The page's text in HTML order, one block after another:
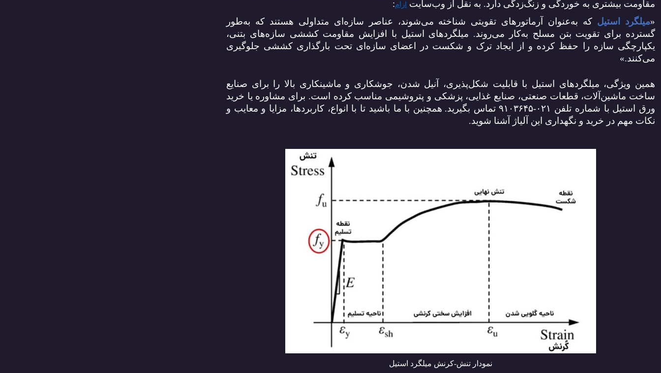
مقاومت بیشتری به خوردگی و زنگ‌زدگی دارد. به نقل از وب‌سایت ازام:
«میلگرد استیل که به‌عنوان آرماتورهای تقویتی شناخته می‌شوند، عناصر سازه‌ای متداولی هستند که به‌طور
گسترده برای تقویت بتن مسلح به‌کار می‌روند. میلگردهای استیل با افزایش مقاومت کششی سازه‌های بتنی،
یکپارچگی سازه را حفظ کرده و از ایجاد ترک و شکست در اعضای سازه‌ای تحت بارگذاری کششی جلوگیری
می‌کنند.»
همین ویژگی، میلگردهای استیل با قابلیت شکل‌پذیری، آنیل شدن، جوشکاری و ماشینکاری بالا را برای صنایع
ساخت ماشین‌آلات، قطعات صنعتی، صنایع غذایی، پزشکی و پتروشیمی مناسب کرده است. برای مشاوره یا خرید
ورق استیل با شماره تلفن ۰۲۱-۹۱۰۳۶۴۵ تماس بگیرید. همچنین با ما باشید تا با انواع، کاربردها، مزایا و معایب و
نکات مهم در خرید و نگهداری این آلیاژ آشنا شوید.
نمودار تنش-کرنش میلگرد استیل